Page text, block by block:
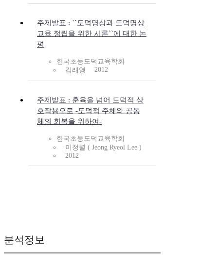
주제발표 : ``도덕명상과 도덕명상
교육 정립을 위한 시론``에 대한 논
평
한국초등도덕교육학회
김래영
2012
주제발표 : 훈육을 넘어 도덕적 상
호작용으로 -도덕적 주체와 공동
체의 회복을 위하여-
한국초등도덕교육학회
이정렬 ( Jeong Ryeol Lee )
2012
분석정보